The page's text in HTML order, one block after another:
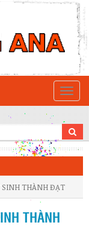
SINH THÀNH ĐẠT
THÀNH